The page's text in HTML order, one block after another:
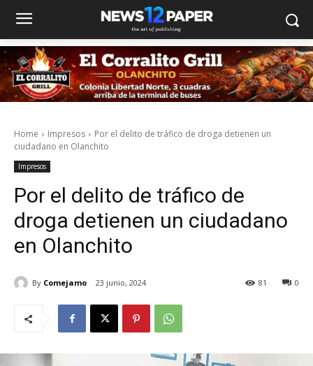
Home Impresos
Por el delito de tráfico de droga detienen un
ciudadano en Olanchito
Impresos
Por el delito de tráfico de
droga detienen un ciudadano
en Olanchito
By Comejamo 23 junio, 2024 0
81